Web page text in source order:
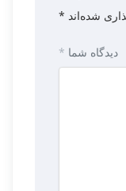
شده‌اند *
دیدگاه شما *